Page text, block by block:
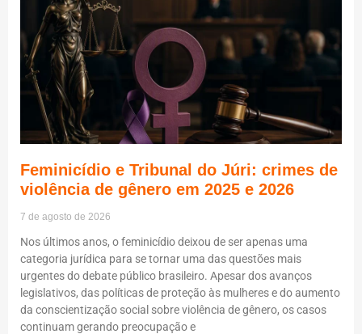
Feminicídio e Tribunal do Júri: crimes de
violência de gênero em 2025 e 2026
7 de agosto de 2026
Nos últimos anos, o feminicídio deixou de ser apenas uma
categoria jurídica para se tornar uma das questões mais
urgentes do debate público brasileiro. Apesar dos avanços
legislativos, das políticas de proteção às mulheres e do aumento
da conscientização social sobre violência de gênero, os casos
continuam gerando preocupação e